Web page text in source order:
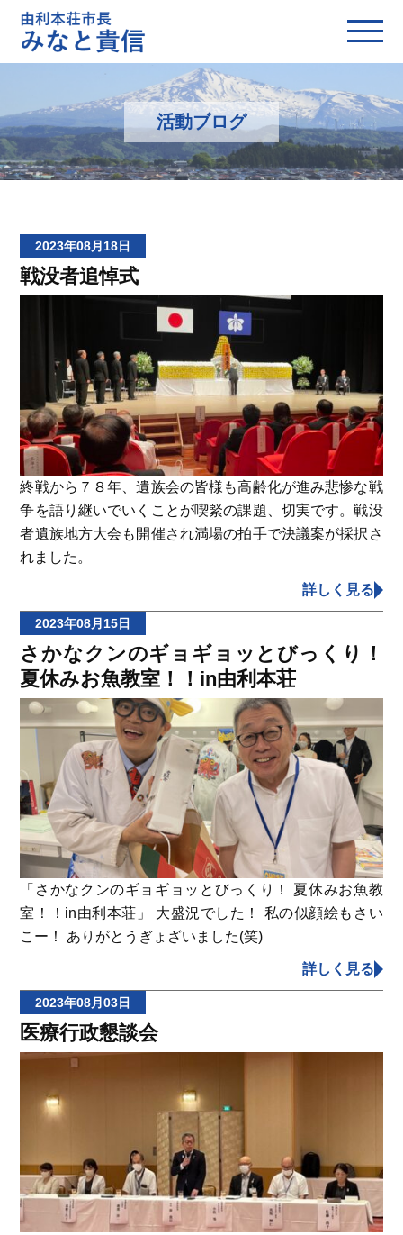
活動ブログ
2023年08月18日
戦没者追悼式
終戦から７８年、遺族会の皆様も高齢化が進み悲惨な戦
争を語り継いでいくことが喫緊の課題、切実です。戦没
者遺族地方大会も開催され満場の拍手で決議案が採択さ
れました。
詳しく見る
2023年08月15日
さかなクンのギョギョッとびっくり！
夏休みお魚教室！！in由利本荘
「さかなクンのギョギョッとびっくり！ 夏休みお魚教
室！！in由利本荘」 大盛況でした！ 私の似顔絵もさい
こー！ ありがとうぎょざいました(笑)
詳しく見る
2023年08月03日
医療行政懇談会